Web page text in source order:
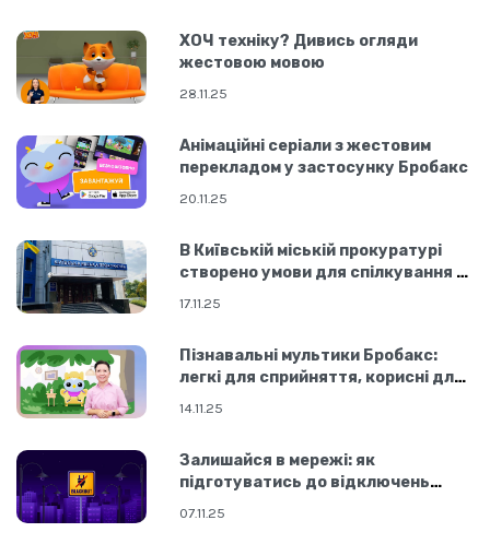
ХОЧ техніку? Дивись огляди
жестовою мовою
28.11.25
Анімаційні серіали з жестовим
перекладом у застосунку Бробакс
20.11.25
В Київській міській прокуратурі
створено умови для спілкування з
17.11.25
Пізнавальні мультики Бробакс:
легкі для сприйняття, корисні для
14.11.25
Залишайся в мережі: як
підготуватись до відключень
07.11.25